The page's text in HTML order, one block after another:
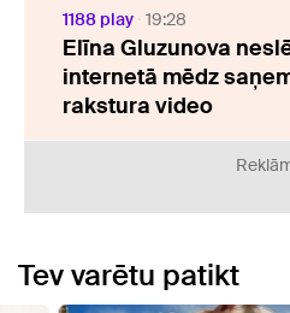
1188 play 19:28
Elīna Gluzunova
internetā mēdz
rakstura video
Tev varētu patikt